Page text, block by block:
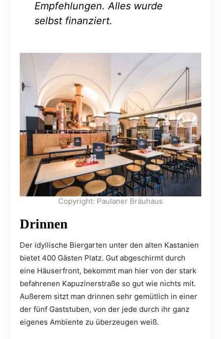
Empfehlungen. Alles wurde
selbst finanziert.
Copyright: Paulaner Bräuhaus
Drinnen
Der idyllische Biergarten unter den alten Kastanien
bietet 400 Gästen Platz. Gut abgeschirmt durch
eine Häuserfront, bekommt man hier von der stark
befahrenen Kapuzinerstraße so gut wie nichts mit.
Außerem sitzt man drinnen sehr gemütlich in einer
der fünf Gaststuben, von der jede durch ihr ganz
eigenes Ambiente zu überzeugen weiß.